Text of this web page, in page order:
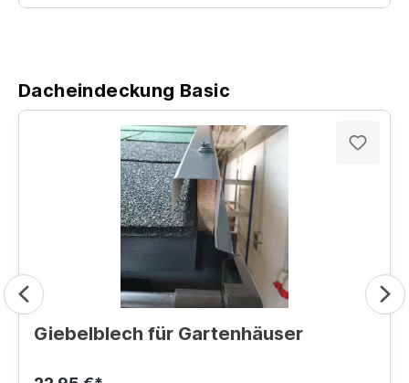
Dacheindeckung Basic
Giebelblech für Gartenhäuser